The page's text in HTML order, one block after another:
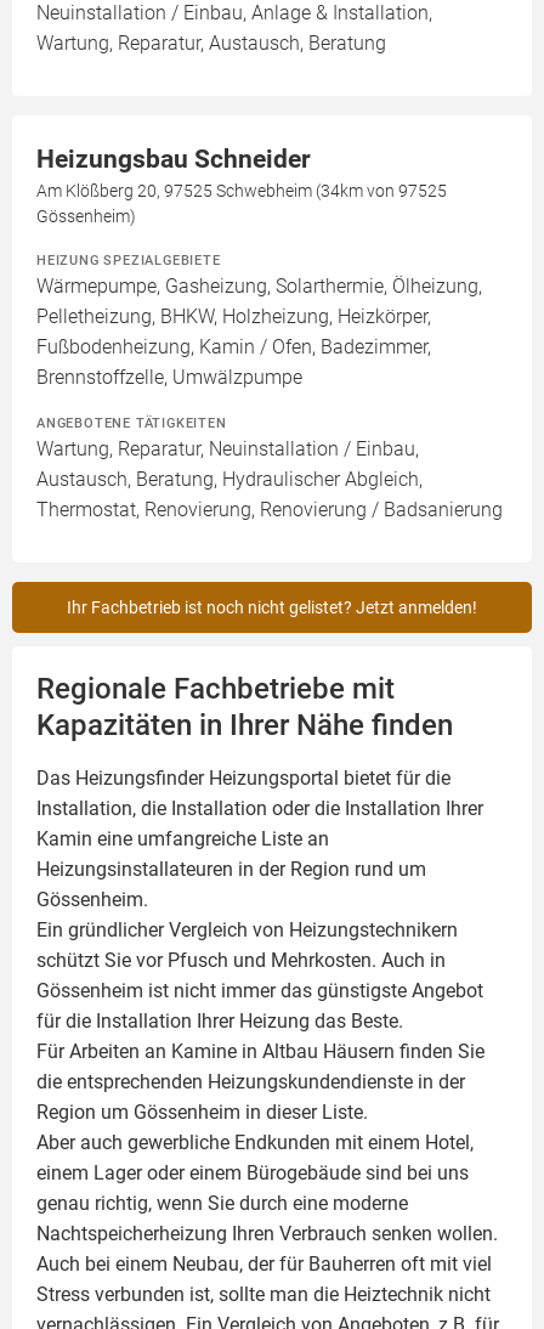
Neuinstallation / Einbau, Anlage & Installation,
Wartung, Reparatur, Austausch, Beratung
Heizungsbau Schneider
Am Klößberg 20, 97525 Schwebheim (34km von 97525
Gössenheim)
HEIZUNG SPEZIALGEBIETE
Wärmepumpe, Gasheizung, Solarthermie, Ölheizung,
Pelletheizung, BHKW, Holzheizung, Heizkörper,
Fußbodenheizung, Kamin / Ofen, Badezimmer,
Brennstoffzelle, Umwälzpumpe
ANGEBOTENE TÄTIGKEITEN
Wartung, Reparatur, Neuinstallation / Einbau,
Austausch, Beratung, Hydraulischer Abgleich,
Thermostat, Renovierung, Renovierung / Badsanierung
Ihr Fachbetrieb ist noch nicht gelistet? Jetzt anmelden!
Regionale Fachbetriebe mit
Kapazitäten in Ihrer Nähe finden
Das Heizungsfinder Heizungsportal bietet für die
Installation, die Installation oder die Installation Ihrer
Kamin eine umfangreiche Liste an
Heizungsinstallateuren in der Region rund um
Gössenheim.
Ein gründlicher Vergleich von Heizungstechnikern
schützt Sie vor Pfusch und Mehrkosten. Auch in
Gössenheim ist nicht immer das günstigste Angebot
für die Installation Ihrer Heizung das Beste.
Für Arbeiten an Kamine in Altbau Häusern finden Sie
die entsprechenden Heizungskundendienste in der
Region um Gössenheim in dieser Liste.
Aber auch gewerbliche Endkunden mit einem Hotel,
einem Lager oder einem Bürogebäude sind bei uns
genau richtig, wenn Sie durch eine moderne
Nachtspeicherheizung Ihren Verbrauch senken wollen.
Auch bei einem Neubau, der für Bauherren oft mit viel
Stress verbunden ist, sollte man die Heiztechnik nicht